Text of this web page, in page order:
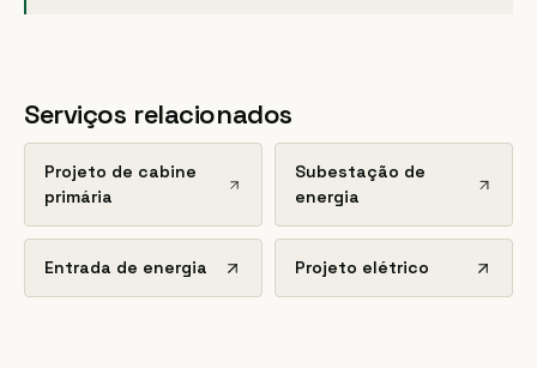
Serviços relacionados
Projeto de cabine
primária
Subestação de
energia
Entrada de energia Projeto elétrico